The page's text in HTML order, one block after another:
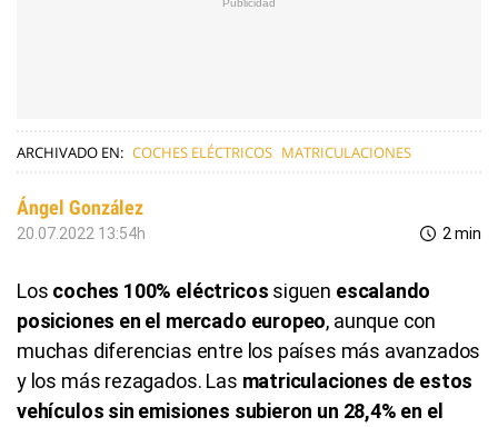
ARCHIVADO EN: COCHES ELÉCTRICOS MATRICULACIONES
Ángel González
20.07.2022 13:54h 2 min
Los coches 100% eléctricos siguen escalando
posiciones en el mercado europeo, aunque con
muchas diferencias entre los países más avanzados
y los más rezagados. Las matriculaciones de estos
vehículos sin emisiones subieron un 28,4% en el